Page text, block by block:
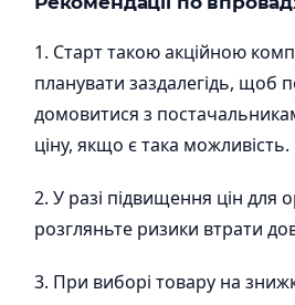
1. Старт такою акційною
планувати заздалегідь, щоб
домовитися з
ціну, якщо є така можливість.
2. У разі підвищення цін для
розгляньте ризики втрати
3. При виборі товару на